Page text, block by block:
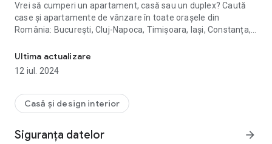
Vrei să cumperi un apartament, casă sau un duplex? Caută
case și apartamente de vânzare în toate orașele din
România: București, Cluj-Napoca, Timișoara, Iași, Constanța,
Pe Korter.ro găseşti anunțuri imobiliare din toată țară.
PROFITĂ GRATUIT APLICAȚIA KORTER:
- Căutare personalizată. Explorați anunțuri imobiliare, care
disponibile: după tip de locuința, zonă, sector, preț, an de
Ultima actualizare
12 iul. 2024
Casă și design interior
Siguranța datelor arrow_forward